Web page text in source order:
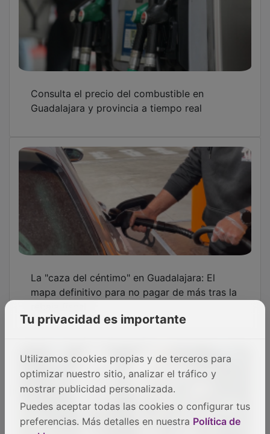
Consulta el precio del combustible en
Guadalajara y provincia a tiempo real
La "caza del céntimo" en Guadalajara: El
mapa definitivo para no pagar de más tras la
rebaja fiscal
Tu privacidad es importante
Utilizamos cookies propias y de terceros para
optimizar nuestro sitio, analizar el tráfico y
mostrar publicidad personalizada.
Puedes aceptar todas las cookies o configurar tus
preferencias. Más detalles en nuestra Política de